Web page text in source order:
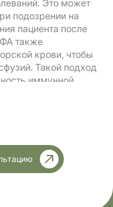
Это может
подозрении на
пациента после
также
крови, чтобы
Такой подход
иммунной
антител IgM/IgG
для оценки
вакцинации или
помогает